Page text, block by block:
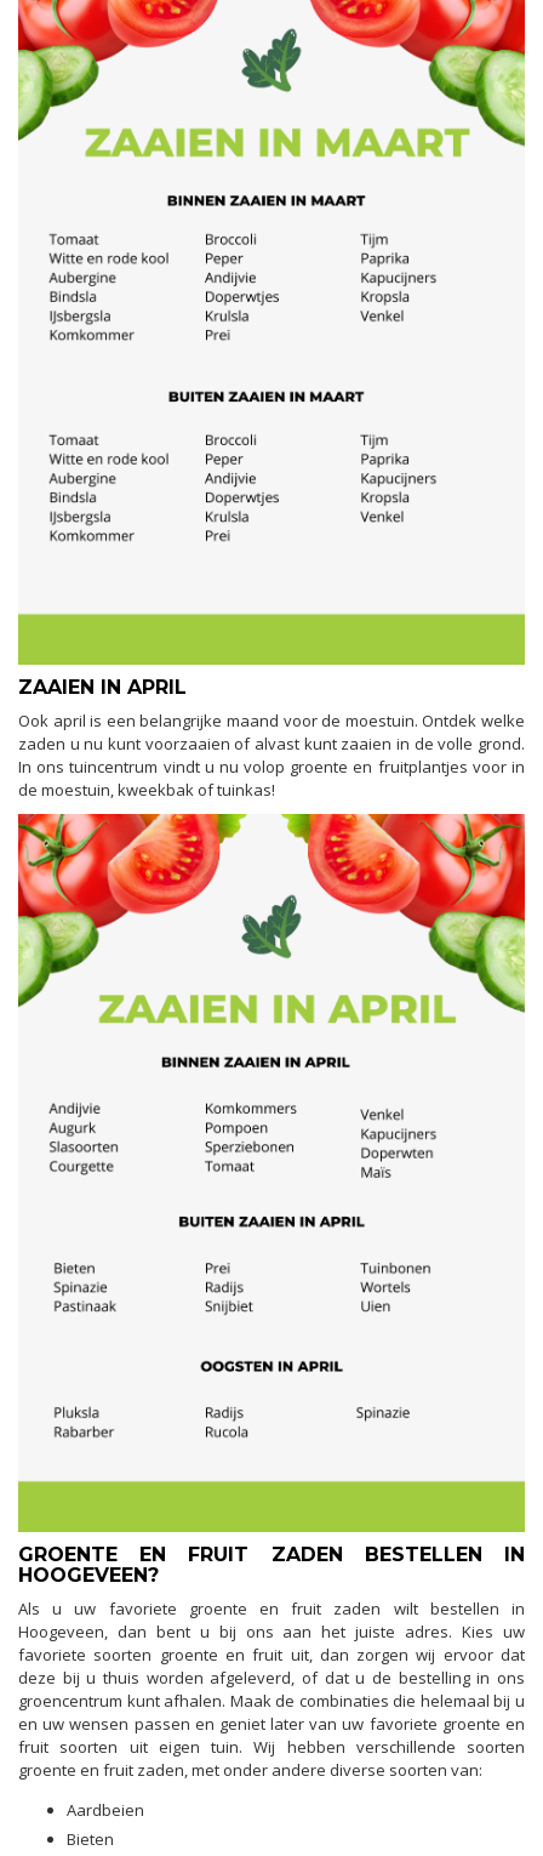
ZAAIEN IN APRIL
Ook april is een belangrijke maand voor de moestuin. Ontdek welke
zaden u nu kunt voorzaaien of alvast kunt zaaien in de volle grond.
In ons tuincentrum vindt u nu volop groente en fruitplantjes voor in
de moestuin, kweekbak of tuinkas!
GROENTE EN FRUIT ZADEN BESTELLEN IN
HOOGEVEEN?
Als u uw favoriete groente en fruit zaden wilt bestellen in
Hoogeveen, dan bent u bij ons aan het juiste adres. Kies uw
favoriete soorten groente en fruit uit, dan zorgen wij ervoor dat
deze bij u thuis worden afgeleverd, of dat u de bestelling in ons
groencentrum kunt afhalen. Maak de combinaties die helemaal bij u
en uw wensen passen en geniet later van uw favoriete groente en
fruit soorten uit eigen tuin. Wij hebben verschillende soorten
groente en fruit zaden, met onder andere diverse soorten van:
Aardbeien
Bieten